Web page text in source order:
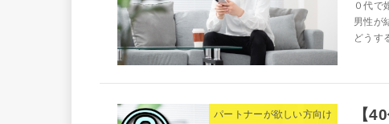
０代で
男性が
どうす
パートナーが欲しい方向け
【